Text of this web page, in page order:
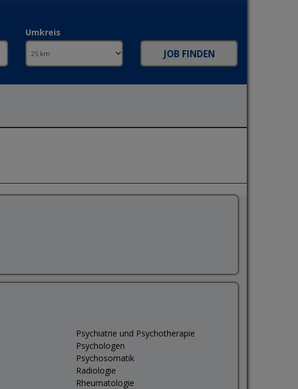
Umkreis
Psychiatrie und Psychotherapie
Psychologen
Psychosomatik
Radiologie
Rheumatologie